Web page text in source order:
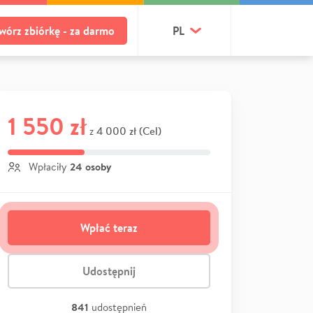
zbiórkę - za darmo PL
1 550 zł z 4 000 zł (Cel)
Wpłaciły 24 osoby
Wpłać teraz
Udostępnij
841 udostępnień